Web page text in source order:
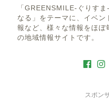
「GREENSMILE-ぐりす
なる」をテーマに、イベ
報など、様々な情報をほぼ
の地域情報サイトです。
スポン